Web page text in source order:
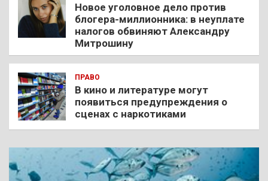
Новое уголовное дело против
блогера-миллионника: в неуплате
налогов обвиняют Александру
Митрошину
ПРАВО
В кино и литературе могут
появиться предупреждения о
сценах с наркотиками